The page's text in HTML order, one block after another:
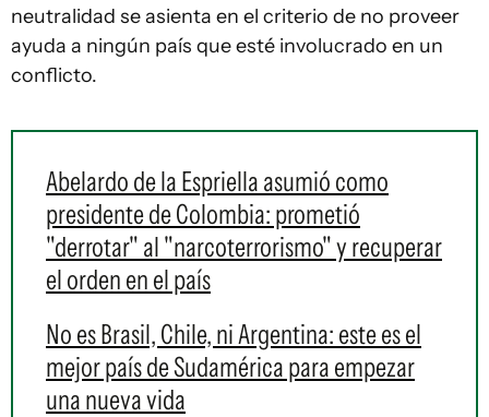
neutralidad se asienta en el criterio de no proveer
ayuda a ningún país que esté involucrado en un
conflicto.
Abelardo de la Espriella asumió como
presidente de Colombia: prometió
"derrotar" al "narcoterrorismo" y recuperar
el orden en el país
No es Brasil, Chile, ni Argentina: este es el
mejor país de Sudamérica para empezar
una nueva vida